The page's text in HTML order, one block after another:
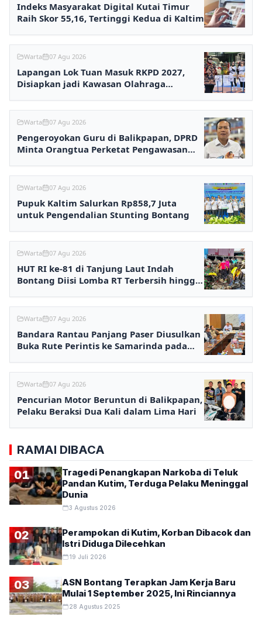
Indeks Masyarakat Digital Kutai Timur
Raih Skor 55,16, Tertinggi Kedua di Kaltim
Warta 07 Agu 2026
Lapangan Lok Tuan Masuk RKPD 2027,
Disiapkan jadi Kawasan Olahraga
Warta 07 Agu 2026
Pengeroyokan Guru di Balikpapan, DPRD
Minta Orangtua Perketat Pengawasan
Warta 07 Agu 2026
Pupuk Kaltim Salurkan Rp858,7 Juta
untuk Pengendalian Stunting Bontang
Warta 07 Agu 2026
HUT RI ke-81 di Tanjung Laut Indah
Bontang Diisi Lomba RT Terbersih hingga
Warta 07 Agu 2026
Bandara Rantau Panjang Paser Diusulkan
Buka Rute Perintis ke Samarinda pada
Warta 07 Agu 2026
Pencurian Motor Beruntun di Balikpapan,
Pelaku Beraksi Dua Kali dalam Lima Hari
RAMAI DIBACA
01
Tragedi Penangkapan Narkoba di Teluk
Pandan Kutim, Terduga Pelaku Meninggal
Dunia
3 Agustus 2026
02
Perampokan di Kutim, Korban Dibacok dan
Istri Diduga Dilecehkan
19 Juli 2026
03
ASN Bontang Terapkan Jam Kerja Baru
Mulai 1 September 2025, Ini Rinciannya
28 Agustus 2025